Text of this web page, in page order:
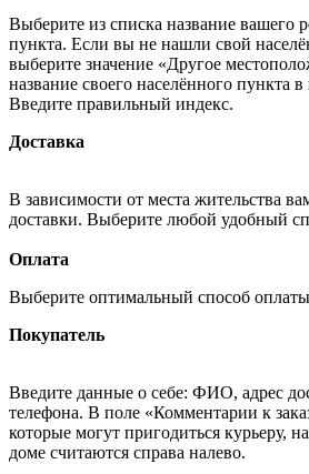
Выберите из списка название вашего
пункта. Если вы не нашли свой
выберите значение «Другое
название своего населённого пункта
Введите правильный индекс.
Доставка
В зависимости от места жительства
доставки. Выберите любой удобный
Оплата
Выберите оптимальный способ
Покупатель
Введите данные о себе: ФИО, адрес
телефона. В поле «Комментарии к
которые могут пригодиться курьеру,
доме считаются справа налево.